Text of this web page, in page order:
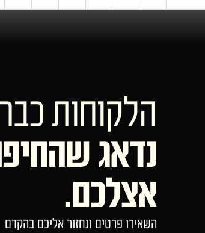
הלקוחות
נדאג
אצלכם.
השאירו פרטים ונחזור אליכם בהקדם